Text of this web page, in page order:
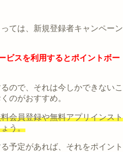
ては、新規登録者キャンペーン
ビスを利用するとポイントボー
ので、それは今しかできないこ
のがおすすめ。
会員登録や無料アプリインスト
う。
予定があれば、それをポイント